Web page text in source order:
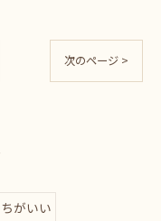
次のページ >
がいい